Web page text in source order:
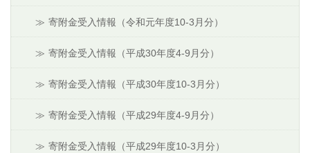
寄附金受入情報（令和元年度10-3月分）
寄附金受入情報（平成30年度4-9月分）
寄附金受入情報（平成30年度10-3月分）
寄附金受入情報（平成29年度4-9月分）
寄附金受入情報（平成29年度10-3月分）